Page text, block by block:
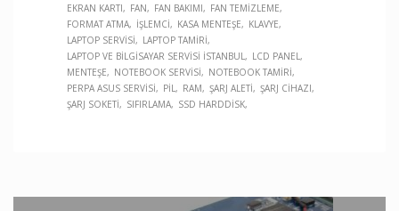
EKRAN KARTI
FAN FAN BAKIMI
FAN TEMIZLEME
FORMAT ATMA
İŞLEMCI KASA MENTEŞE
KLAVYE
LAPTOP SERVISI
LAPTOP TAMIRI
LAPTOP VE BILGISAYAR SERVISI İSTANBUL
LCD PANEL
MENTEŞE
NOTEBOOK SERVISI
NOTEBOOK TAMIRI
PERPA ASUS SERVISI
PIL RAM ŞARJ ALETI
ŞARJ CIHAZI
ŞARJ SOKETI
SIFIRLAMA SSD HARDDISK